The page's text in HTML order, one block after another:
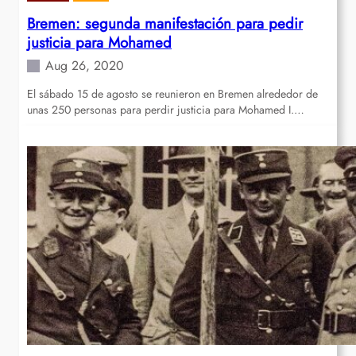
Bremen: segunda manifestación para pedir
justicia para Mohamed
Aug 26, 2020
El sábado 15 de agosto se reunieron en Bremen alrededor de
unas 250 personas para perdir justicia para Mohamed I.…